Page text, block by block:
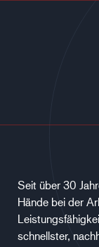
Seit über 30
Hände bei der
schnellster,